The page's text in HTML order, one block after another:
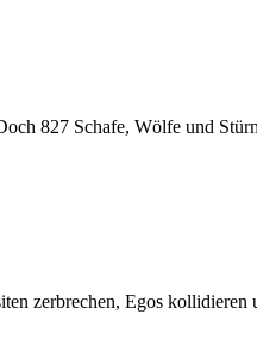
827 Schafe, Wölfe und
zerbrechen, Egos